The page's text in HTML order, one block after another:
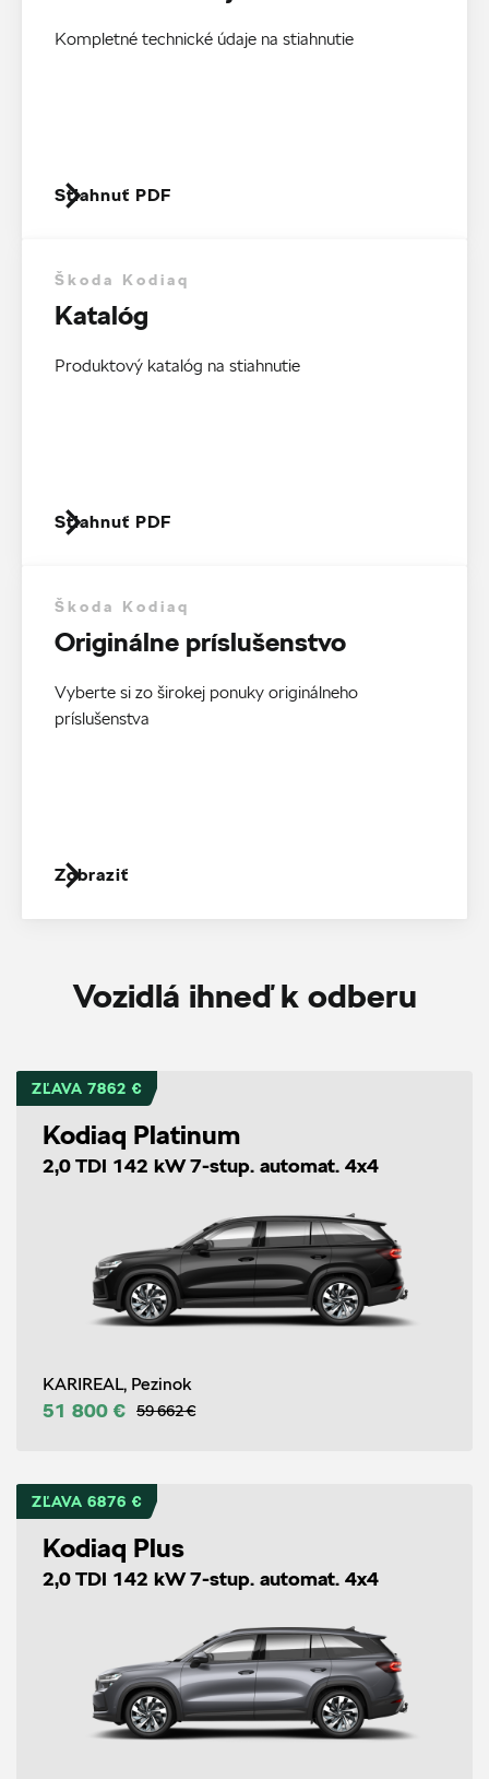
Kompletné technické údaje na stiahnutie
Stiahnuť PDF
Škoda Kodiaq
Katalóg
Produktový katalóg na stiahnutie
Stiahnuť PDF
Škoda Kodiaq
Originálne príslušenstvo
Vyberte si zo širokej ponuky originálneho
príslušenstva
Zobraziť
Vozidlá ihneď k odberu
ZĽAVA 7862 €
Kodiaq Platinum
2,0 TDI 142 kW 7-stup. automat. 4x4
KARIREAL, Pezinok
51 800 € 59 662 €
ZĽAVA 6876 €
Kodiaq Plus
2,0 TDI 142 kW 7-stup. automat. 4x4